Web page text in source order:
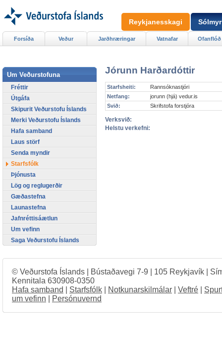
Jórunn Harðardóttir
Starfsheiti:
Rannsóknastjóri
Netfang:
jorunn (hjá) vedur.is
Svið:
Skrifstofa forstjóra
Verksvið:
Helstu verkefni:
Forsíða Veður Jarðhræringar Vatnafar Ofanflóð
Um Veðurstofuna
Fréttir
Útgáfa
Skipurit Veðurstofu Íslands
Merki Veðurstofu Íslands
Hafa samband
Laus störf
Senda myndir
Starfsfólk
Þjónusta
Lög og reglugerðir
Gæðastefna
Launastefna
Jafnréttisáætlun
Um vefinn
Saga Veðurstofu Íslands
Reykjanesskagi
© Veðurstofa Íslands | Bústaðavegi 7-9 | 105 Reykjavík |
Kennitala 630908-0350
Hafa samband
Starfsfólk Notkunarskilmálar Veftré
um vefinn
Persónuvernd